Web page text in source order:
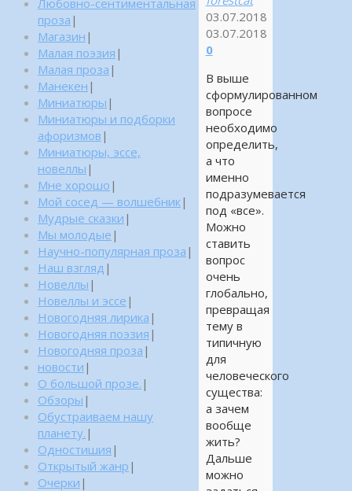
03.07.2018
03.07.2018
0
В выше
сформулированном
вопросе
необходимо
определить,
а что
именно
подразумевается
под «все».
Можно
ставить
вопрос
очень
глобально,
превращая
тему в
типичную
для
человеческого
существа:
а зачем
вообще
жить?
Дальше
можно
Любовно-сентиментальная
проза |
Магазин |
Малая поэзия |
Малая проза |
Манекен |
Миниатюры |
Миниатюры и подборки
афоризмов |
Миниатюры, эссе,
новеллы |
Мне хорошо |
Мой сосед — волшебник|
Мудрые сказки |
Мы молодые |
Научно-популярная проза |
Наш взгляд |
Новеллы |
Новеллы и эссе |
Новогодняя лирика |
Новогодняя поэзия |
Новогодняя проза |
новости |
О большой прозе. |
Обзоры |
Обустраиваем нашу
планету. |
Одностишия |
Открытый жанр |
Очерки |